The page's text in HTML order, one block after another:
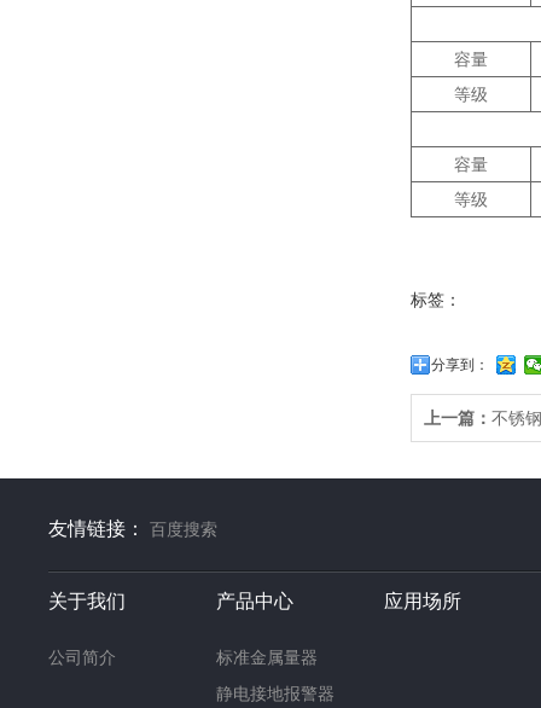
容量
等级
容量
等级
标签：
分享到：
上一篇： 不锈
友情链接： 百度搜索
关于我们
公司简介
产品中心
标准金属量器
静电接地报警器
应用场所